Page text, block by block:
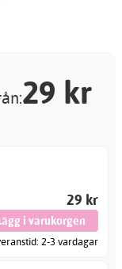
29 kr
29 kr
2-3 vardagar